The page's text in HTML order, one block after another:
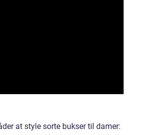
at style sorte bukser til damer: